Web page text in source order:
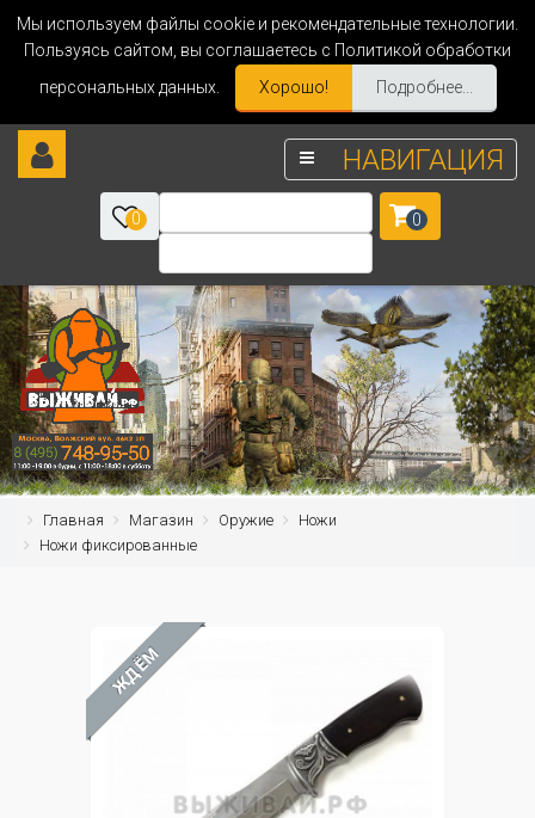
Мы используем файлы cookie и рекомендательные технологии.
Пользуясь сайтом, вы соглашаетесь с Политикой обработки
персональных данных.
Хорошо! Подробнее...
НАВИГАЦИЯ
0 0
Главная Магазин Оружие
Ножи
Ножи фиксированные
ЖДЁМ